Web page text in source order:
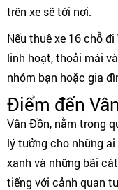
trên xe sẽ tới nơi.
Nếu thuê xe 16 chỗ
linh hoạt, thoải mái
nhóm bạn hoặc gia
Điểm đến
Vân Đồn, nằm trong
lý tưởng cho những
xanh và những bãi
tiếng với cảnh quan